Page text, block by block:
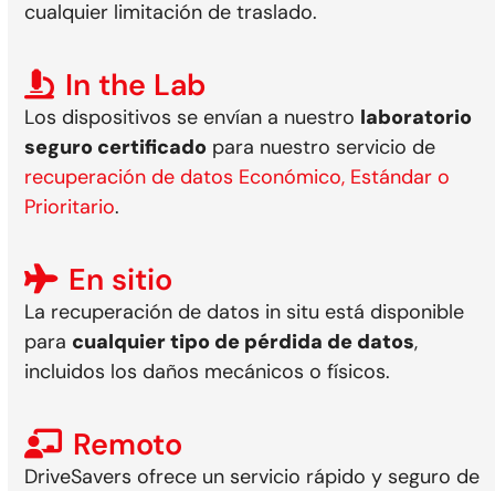
cualquier limitación de traslado.
In the Lab
Los dispositivos se envían a nuestro laboratorio
seguro certificado para nuestro servicio de
recuperación de datos Económico, Estándar o
Prioritario.
En sitio
La recuperación de datos in situ está disponible
para cualquier tipo de pérdida de datos,
incluidos los daños mecánicos o físicos.
Remoto
DriveSavers ofrece un servicio rápido y seguro de